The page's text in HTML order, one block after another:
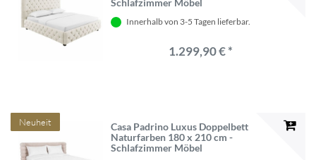
Schlafzimmer Möbel
Innerhalb von 3-5 Tagen lieferbar.
1.299,90 € *
Neuheit
Casa Padrino Luxus Doppelbett
Naturfarben 180 x 210 cm -
Schlafzimmer Möbel